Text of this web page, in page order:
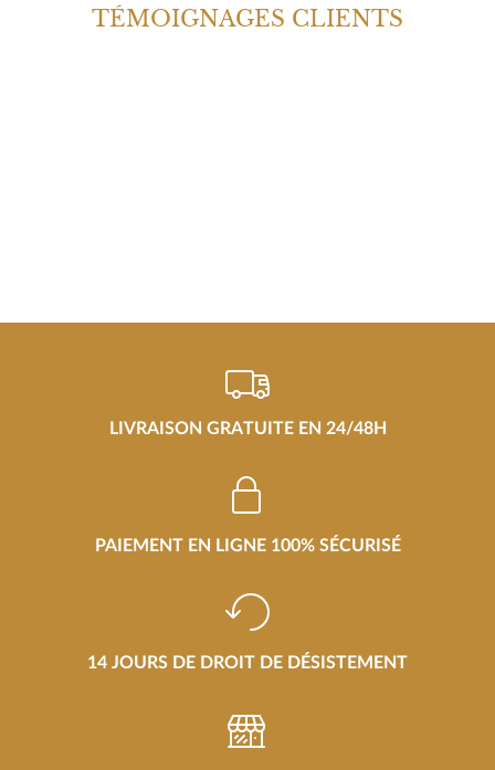
TÉMOIGNAGES CLIENTS
LIVRAISON GRATUITE EN 24/48H
PAIEMENT EN LIGNE 100% SÉCURISÉ
14 JOURS DE DROIT DE DÉSISTEMENT